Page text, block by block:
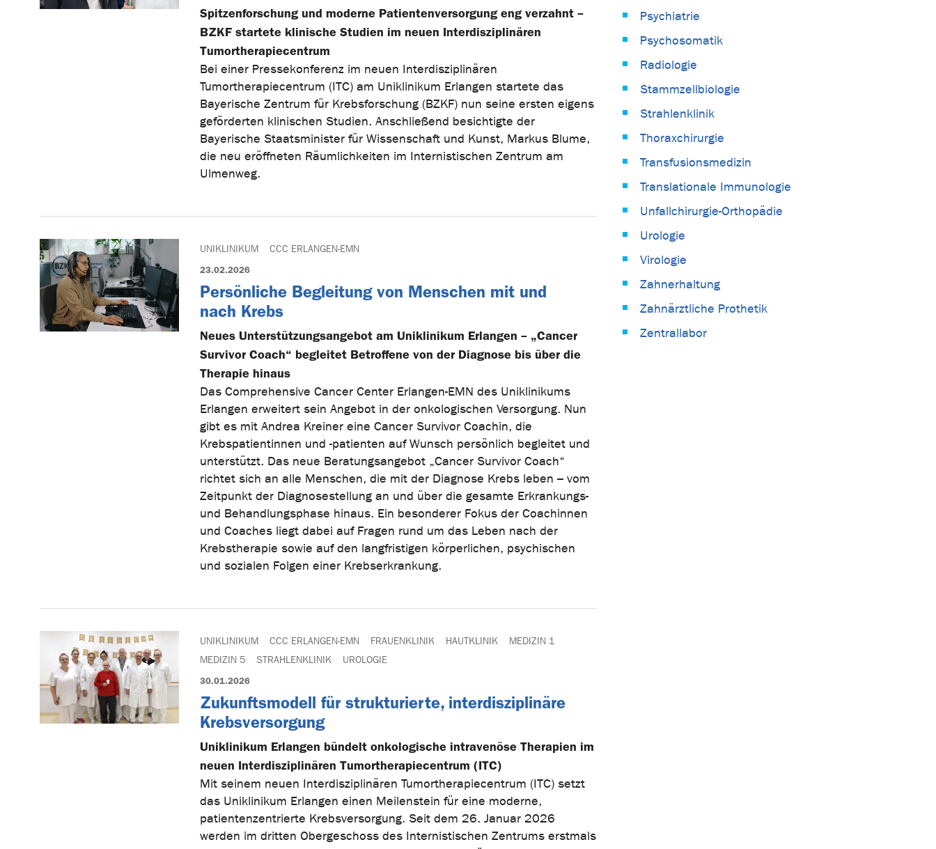
Spitzenforschung und moderne Patientenversorgung eng verzahnt –
BZKF startete klinische Studien im neuen Interdisziplinären
Tumortherapiecentrum
Bei einer Pressekonferenz im neuen Interdisziplinären
Tumortherapiecentrum (ITC) am Uniklinikum Erlangen startete das
Bayerische Zentrum für Krebsforschung (BZKF) nun seine ersten eigens
geförderten klinischen Studien. Anschließend besichtigte der
Bayerische Staatsminister für Wissenschaft und Kunst, Markus Blume,
die neu eröffneten Räumlichkeiten im Internistischen Zentrum am
Ulmenweg.
UNIKLINIKUM CCC ERLANGEN-EMN
23.02.2026
Persönliche Begleitung von Menschen mit und
nach Krebs
Neues Unterstützungsangebot am Uniklinikum Erlangen – „Cancer
Survivor Coach“ begleitet Betroffene von der Diagnose bis über die
Therapie hinaus
Das Comprehensive Cancer Center Erlangen-EMN des Uniklinikums
Erlangen erweitert sein Angebot in der onkologischen Versorgung. Nun
gibt es mit Andrea Kreiner eine Cancer Survivor Coachin, die
Krebspatientinnen und -patienten auf Wunsch persönlich begleitet und
unterstützt. Das neue Beratungsangebot „Cancer Survivor Coach“
richtet sich an alle Menschen, die mit der Diagnose Krebs leben – vom
Zeitpunkt der Diagnosestellung an und über die gesamte Erkrankungs-
und Behandlungsphase hinaus. Ein besonderer Fokus der Coachinnen
und Coaches liegt dabei auf Fragen rund um das Leben nach der
Krebstherapie sowie auf den langfristigen körperlichen, psychischen
und sozialen Folgen einer Krebserkrankung.
UNIKLINIKUM CCC ERLANGEN-EMN FRAUENKLINIK HAUTKLINIK
MEDIZIN 1
MEDIZIN 5
STRAHLENKLINIK UROLOGIE
30.01.2026
Zukunftsmodell für strukturierte, interdisziplinäre
Krebsversorgung
Uniklinikum Erlangen bündelt onkologische intravenöse Therapien im
neuen Interdisziplinären Tumortherapiecentrum (ITC)
Mit seinem neuen Interdisziplinären Tumortherapiecentrum (ITC) setzt
das Uniklinikum Erlangen einen Meilenstein für eine moderne,
patientenzentrierte Krebsversorgung. Seit dem 26. Januar 2026
werden im dritten Obergeschoss des Internistischen Zentrums erstmals
Psychiatrie
Psychosomatik
Radiologie
Stammzellbiologie
Strahlenklinik
Thoraxchirurgie
Transfusionsmedizin
Translationale Immunologie
Unfallchirurgie-Orthopädie
Urologie
Virologie
Zahnerhaltung
Zahnärztliche Prothetik
Zentrallabor